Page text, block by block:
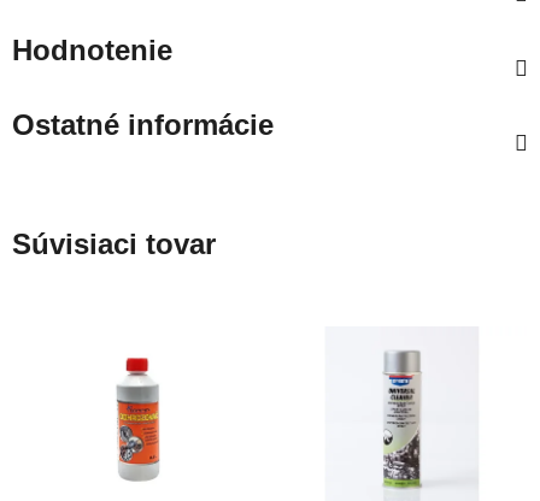
Hodnotenie
Ostatné informácie
Súvisiaci tovar